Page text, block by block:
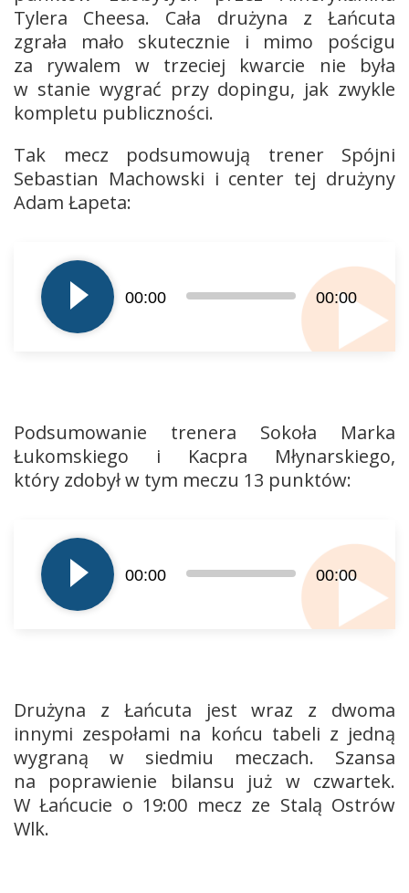
Tylera Cheesa. Cała drużyna z Łańcuta
zgrała mało skutecznie i mimo pościgu
za rywalem w trzeciej kwarcie nie była
w stanie wygrać przy dopingu, jak zwykle
kompletu publiczności.
Tak mecz podsumowują trener Spójni
Sebastian Machowski i center tej drużyny
Adam Łapeta:
plików
dźwiękowych
00:00 00:00
Podsumowanie trenera Sokoła Marka
Łukomskiego i Kacpra Młynarskiego,
który zdobył w tym meczu 13 punktów:
plików
dźwiękowych
00:00 00:00
Drużyna z Łańcuta jest wraz z dwoma
innymi zespołami na końcu tabeli z jedną
wygraną w siedmiu meczach. Szansa
na poprawienie bilansu już w czwartek.
W Łańcucie o 19:00 mecz ze Stalą Ostrów
Wlk.